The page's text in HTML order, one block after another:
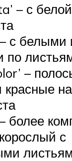
– с
– с
по
–
более
с